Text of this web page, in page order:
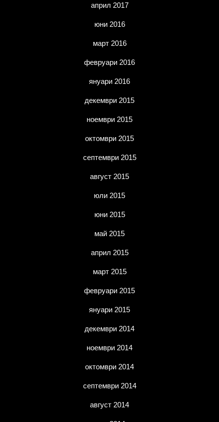
април 2017
юни 2016
март 2016
февруари 2016
януари 2016
декември 2015
ноември 2015
октомври 2015
септември 2015
август 2015
юли 2015
юни 2015
май 2015
април 2015
март 2015
февруари 2015
януари 2015
декември 2014
ноември 2014
октомври 2014
септември 2014
август 2014